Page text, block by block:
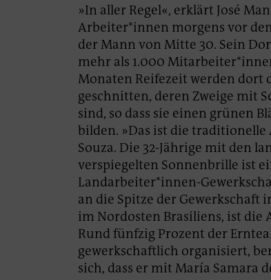
»In aller Regel«, erklärt José
Arbeiter*innen morgens vor
der Mann von Mitte 30. Sein
mehr als 1.000
Monaten Reifezeit werden dort
geschnitten, deren Zweige mit
sind, so dass sie einen grünen
bilden. »Das ist die traditionelle
Souza. Die 32-Jährige mit den
verspiegelten Sonnenbrille ist
Landarbeiter*innen-
an die Spitze der Gewerkschaft
im Nordosten Brasiliens, ist
Rund fünfzig Prozent der
gewerkschaftlich organisiert,
sich, dass er mit María Samara